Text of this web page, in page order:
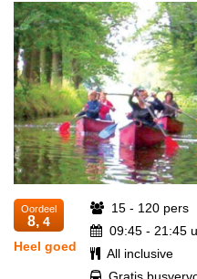
Oordeel
8, 4
Heel goed
15 - 120 pers
09:45 - 21:45
All inclusive
Gratis